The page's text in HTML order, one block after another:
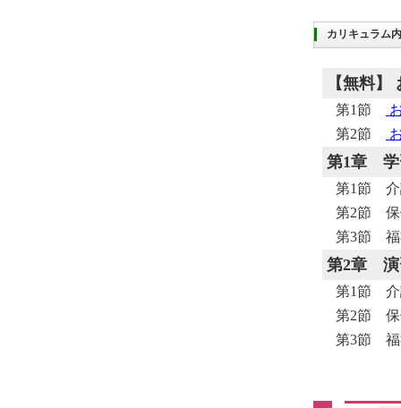
カリキュラム
【無料】
第1節
第2節
第1章
第1節 介
第2節 保
第3節 福
第2章
第1節 介
第2節 保
第3節 福